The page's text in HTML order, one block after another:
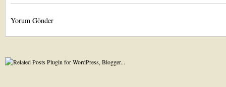
Yorum Gönder